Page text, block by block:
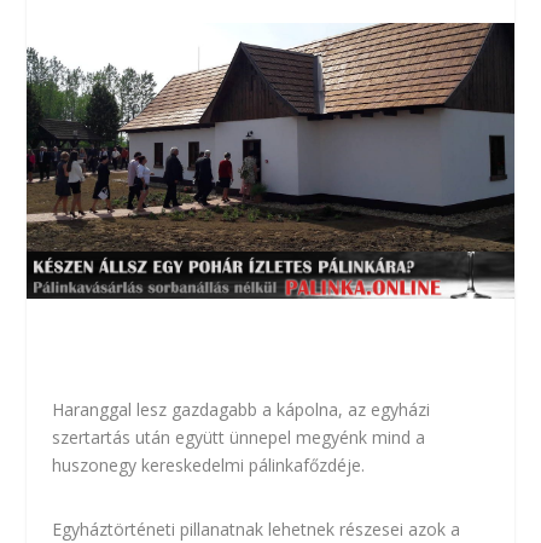
Haranggal lesz gazdagabb a kápolna, az egyházi
szertartás után együtt ünnepel megyénk mind a
huszonegy kereskedelmi pálinkafőzdéje.
Egyháztörténeti pillanatnak lehetnek részesei azok a